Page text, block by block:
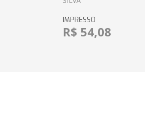
IMPRESSO
R$ 54,08